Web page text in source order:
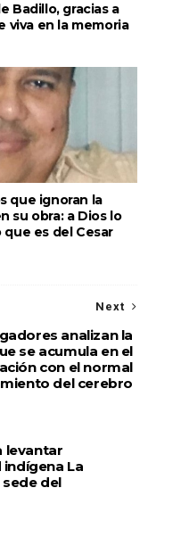
Badillo, gracias a
viva en la memoria
que ignoran la
su obra: a Dios lo
que es del Cesar
Next
analizan la
se acumula en el
con el normal
del cerebro
levantar
La
sede del